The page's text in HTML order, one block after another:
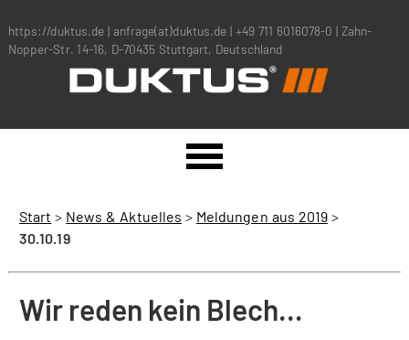
https://duktus.de | anfrage(at)duktus.de | +49 711 6016078-0 | Zahn-
Nopper-Str. 14-16, D-70435 Stuttgart, Deutschland
Start > News & Aktuelles > Meldungen aus 2019>
30.10.19
Wir reden kein Blech…